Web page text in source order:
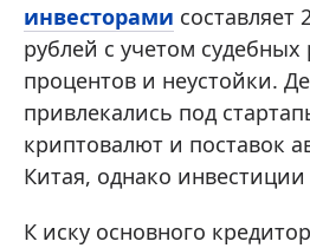
инвесторами составляет
рублей с учетом судебных
процентов и неустойки.
привлекались под
криптовалют и поставок
Китая, однако
К иску основного